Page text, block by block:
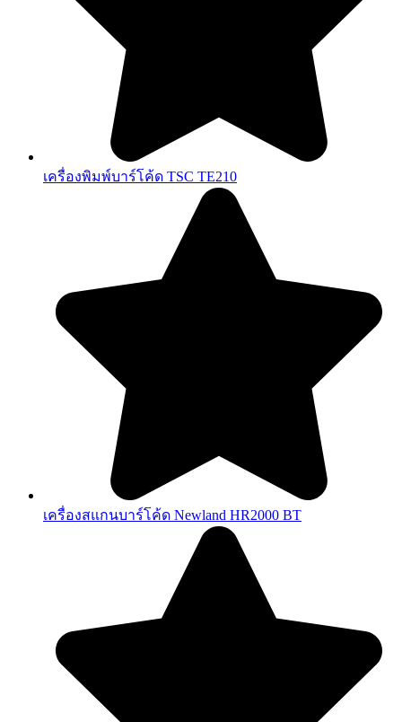
เครื่องพิมพ์บาร์โค้ด TSC TE210
เครื่องสแกนบาร์โค้ด Newland HR2000 BT